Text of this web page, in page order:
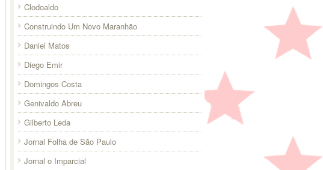
Clodoaldo
Construindo Um Novo Maranhão
Daniel Matos
Diego Emir
Domingos Costa
Genivaldo Abreu
Gilberto Leda
Jornal Folha de São Paulo
Jornal o Imparcial